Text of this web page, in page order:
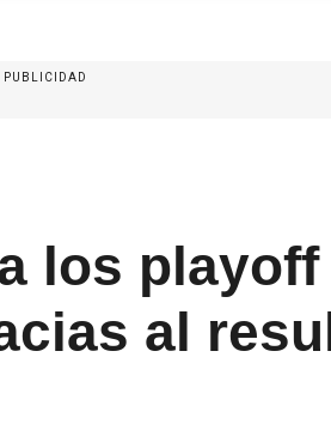
PUBLICIDAD
los playoff
al